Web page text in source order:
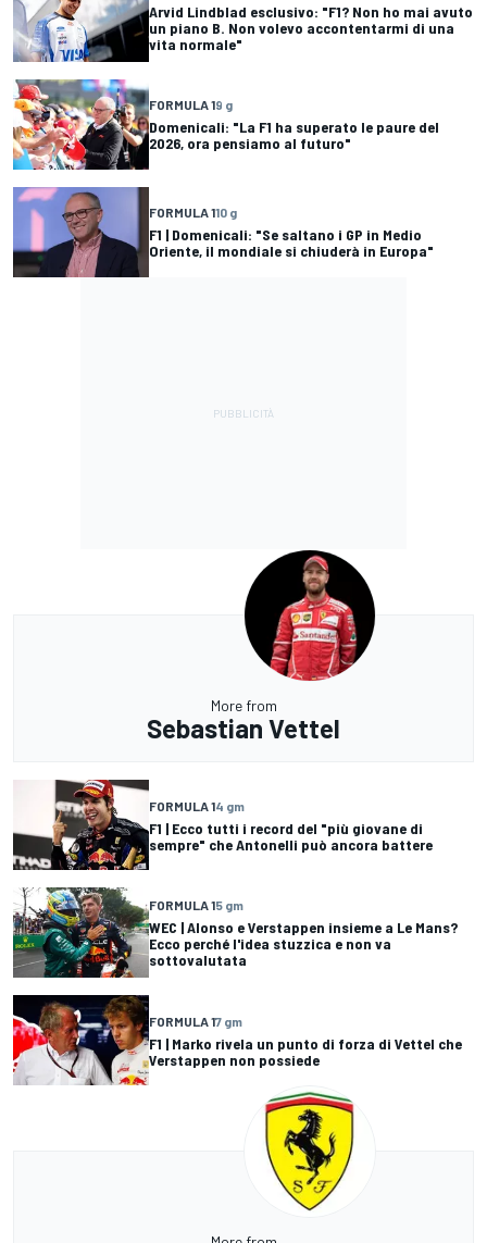
Arvid Lindblad esclusivo: "F1? Non ho mai avuto
un piano B. Non volevo accontentarmi di una
vita normale"
FORMULA 19 g
Domenicali: "La F1 ha superato le paure del
2026, ora pensiamo al futuro"
FORMULA 110 g
F1 | Domenicali: "Se saltano i GP in Medio
Oriente, il mondiale si chiuderà in Europa"
More from
Sebastian Vettel
FORMULA 14 gm
F1 | Ecco tutti i record del "più giovane di
sempre" che Antonelli può ancora battere
FORMULA 15 gm
WEC | Alonso e Verstappen insieme a Le Mans?
Ecco perché l'idea stuzzica e non va
sottovalutata
FORMULA 17 gm
F1 | Marko rivela un punto di forza di Vettel che
Verstappen non possiede